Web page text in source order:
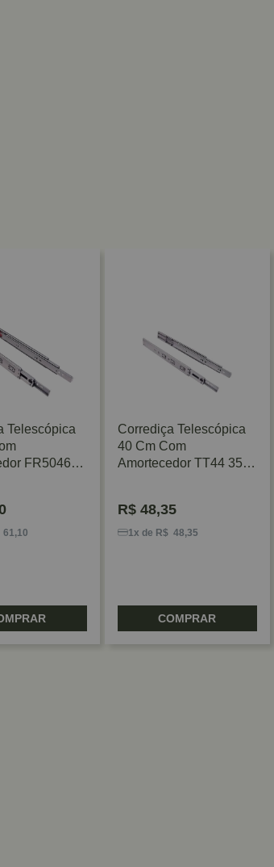
Telescópica
FR5046
Corrediça Telescópica
40 Cm Com
Amortecedor TT44 35
R$48,35
1x de R$ 48,35
COMPRAR